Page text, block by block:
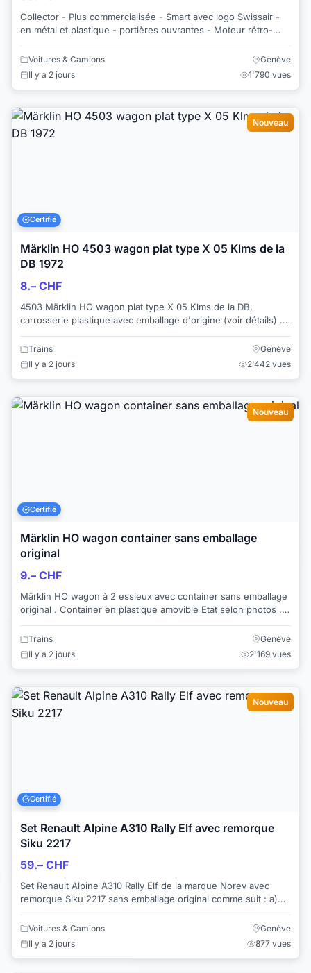
Collector - Plus commercialisée - Smart avec logo Swissair -
en métal et plastique - portières ouvrantes - Moteur rétro-
Voitures & Camions
Genève
Il y a 2 jours
1'790 vues
Nouveau
Certifié
Märklin HO 4503 wagon plat type X 05 Klms de la
DB 1972
8.– CHF
4503 Märklin HO wagon plat type X 05 Klms de la DB,
carrosserie plastique avec emballage d'origine (voir détails) .
Trains
Genève
Il y a 2 jours
2'442 vues
Nouveau
Certifié
Märklin HO wagon container sans emballage
original
9.– CHF
Märklin HO wagon à 2 essieux avec container sans emballage
original . Container en plastique amovible Etat selon photos .
Trains
Genève
Il y a 2 jours
2'169 vues
Nouveau
Certifié
Set Renault Alpine A310 Rally Elf avec remorque
Siku 2217
59.– CHF
Set Renault Alpine A310 Rally Elf de la marque Norev avec
remorque Siku 2217 sans emballage original comme suit : a)
Renault Alpine A310 Rally ELF ...
Voitures & Camions
Genève
Il y a 2 jours
877 vues